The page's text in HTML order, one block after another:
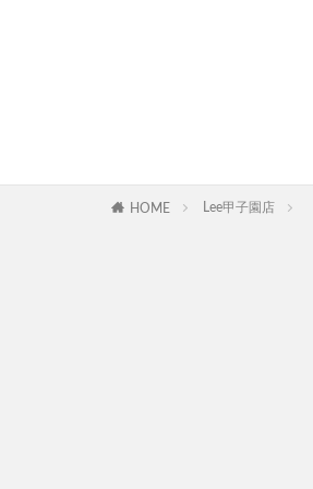
HOME Lee甲子園店